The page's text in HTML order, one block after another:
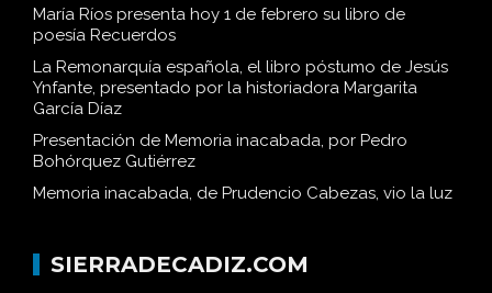
María Ríos presenta hoy 1 de febrero su libro de
poesía Recuerdos
La Remonarquía española, el libro póstumo de Jesús
Ynfante, presentado por la historiadora Margarita
García Díaz
Presentación de Memoria inacabada, por Pedro
Bohórquez Gutiérrez
Memoria inacabada, de Prudencio Cabezas, vio la luz
SIERRADECADIZ.COM